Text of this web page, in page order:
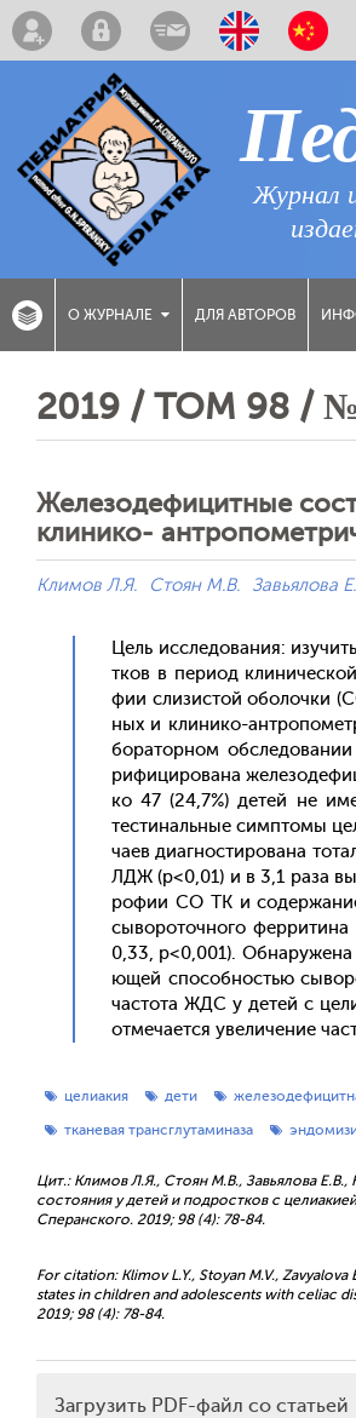
Журнал
О ЖУРНАЛЕ ДЛЯ АВТОРОВ
2019 / ТОМ 98 /
Железодефицитные
клинико-
Климов Л.Я. Стоян М.В. Завьялова
Цель ис­сле­дова­ния:
тков в пе­ри­од
фии сли­зис­той обо­лоч­ки
ных и кли­нико-
бора­тор­ном
рифи­циро­вана
ко 47 (24,7%) де­тей не
тести­наль­ные сим­пто­мы
ча­ев ди­аг­ности­рова­на
ЛДЖ (p<0,01) и в 3,1 ра­за
ро­фии СО ТК и
сы­воро­точ­но­го
0,33, p<0,001).
ющей спо­соб­ностью
час­то­та ЖДС у де­тей с
от­ме­ча­ет­ся уве­личе­ние
целиакия дети
тканевая трансглутаминаза
Цит.: Климов Л.Я., Стоян М.В., Завьялова
состояния у детей и подростков с
Сперанского. 2019; 98 (4): 78-84.
For citation: Klimov L.Y., Stoyan M.V.,
states in children and adolescents with celiac
2019; 98 (4): 78-84.
Загрузить PDF-файл со статьей